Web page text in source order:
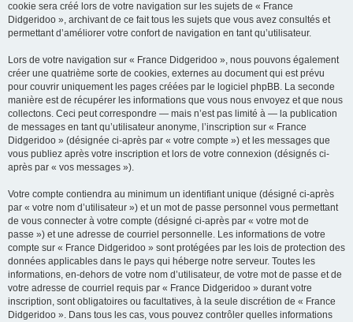
cookie sera créé lors de votre navigation sur les sujets de « France
Didgeridoo », archivant de ce fait tous les sujets que vous avez consultés et
permettant d’améliorer votre confort de navigation en tant qu’utilisateur.
Lors de votre navigation sur « France Didgeridoo », nous pouvons également
créer une quatrième sorte de cookies, externes au document qui est prévu
pour couvrir uniquement les pages créées par le logiciel phpBB. La seconde
manière est de récupérer les informations que vous nous envoyez et que nous
collectons. Ceci peut correspondre — mais n’est pas limité à — la publication
de messages en tant qu’utilisateur anonyme, l’inscription sur « France
Didgeridoo » (désignée ci-après par « votre compte ») et les messages que
vous publiez après votre inscription et lors de votre connexion (désignés ci-
après par « vos messages »).
Votre compte contiendra au minimum un identifiant unique (désigné ci-après
par « votre nom d’utilisateur ») et un mot de passe personnel vous permettant
de vous connecter à votre compte (désigné ci-après par « votre mot de
passe ») et une adresse de courriel personnelle. Les informations de votre
compte sur « France Didgeridoo » sont protégées par les lois de protection des
données applicables dans le pays qui héberge notre serveur. Toutes les
informations, en-dehors de votre nom d’utilisateur, de votre mot de passe et de
votre adresse de courriel requis par « France Didgeridoo » durant votre
inscription, sont obligatoires ou facultatives, à la seule discrétion de « France
Didgeridoo ». Dans tous les cas, vous pouvez contrôler quelles informations